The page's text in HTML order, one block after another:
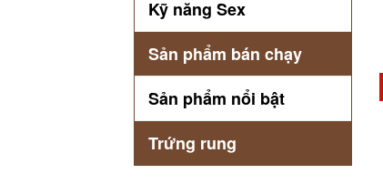
Kỹ năng Sex
Sản phẩm bán chạy
Sản phẩm nổi bật
Trứng rung